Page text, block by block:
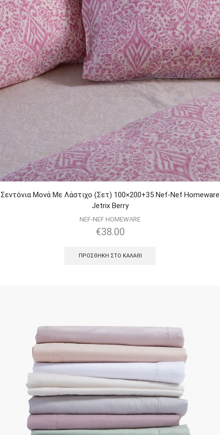
Σεντόνια Μονά Με Λάστιχο (Σετ) 100×200+35 Nef-Nef Homeware
Jetrix Berry
NEF-NEF HOMEWARE
€38.00
ΠΡΟΣΘΉΚΗ ΣΤΟ ΚΑΛΆΘΙ